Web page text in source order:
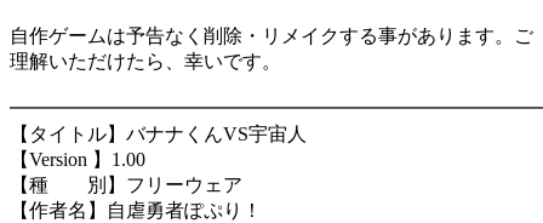
自作ゲームは予告なく削除・リメイクする事があります。ご
理解いただけたら、幸いです。
【タイトル】バナナくんVS宇宙人
【Version 】1.00
【種 別】フリーウェア
【作者名】自虐勇者ぽぷり！